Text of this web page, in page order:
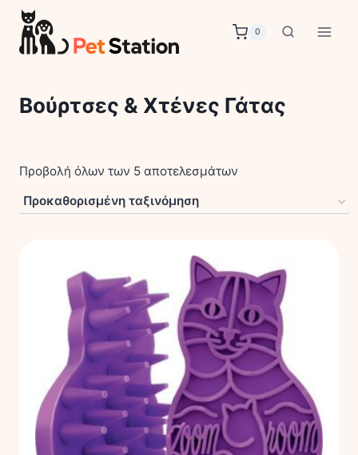
Skip
content
0
Βούρτσες & Χτένες Γάτας
Προβολή όλων των 5 αποτελεσμάτων